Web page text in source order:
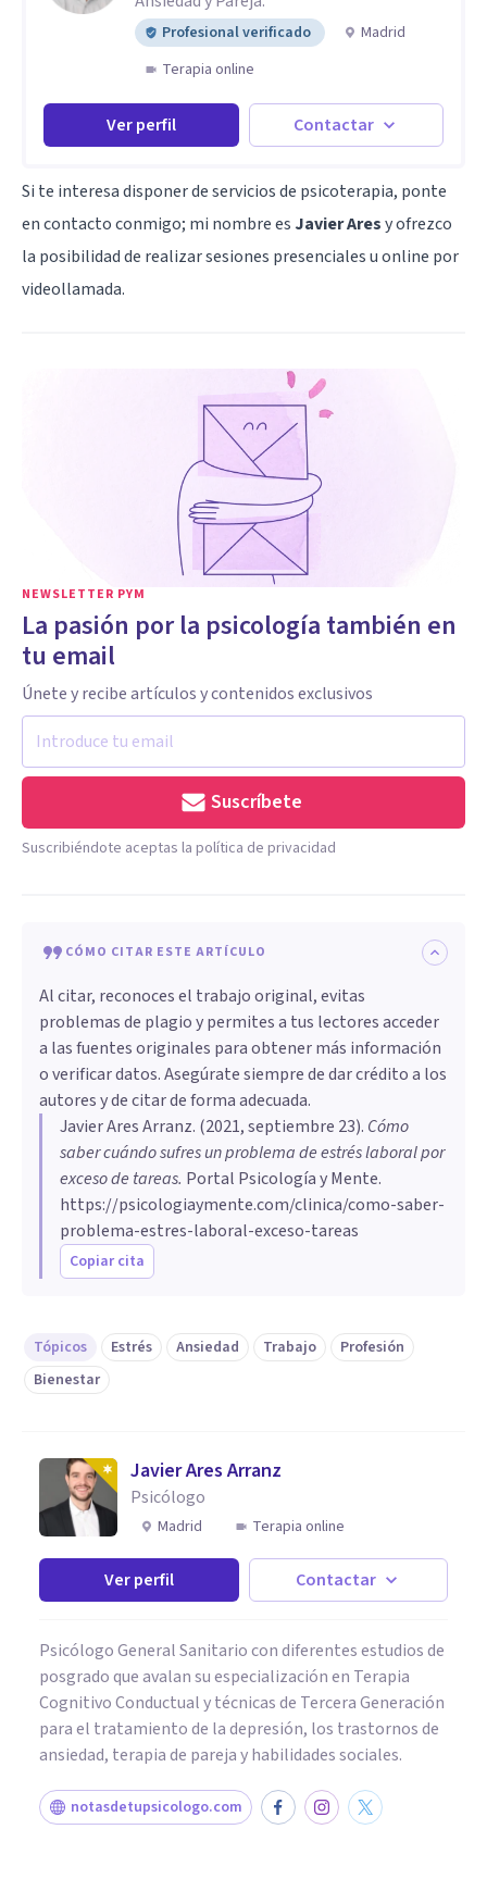
Profesional verificado
Madrid
Terapia online
Ver perfil Contactar
Si te interesa disponer de servicios de psicoterapia, ponte
en contacto conmigo; mi nombre es Javier Aresy ofrezco
la posibilidad de realizar sesiones presenciales u online por
videollamada.
NEWSLETTER PYM
La pasión por la psicología también en
tu email
Únete y recibe artículos y contenidos exclusivos
Suscríbete
Suscribiéndote aceptas la política de privacidad
CÓMO CITAR ESTE ARTÍCULO
Al citar, reconoces el trabajo original, evitas
problemas de plagio y permites a tus lectores acceder
a las fuentes originales para obtener más información
o verificar datos. Asegúrate siempre de dar crédito a los
autores y de citar de forma adecuada.
Javier Ares Arranz. (2021, septiembre 23). Cómo
saber cuándo sufres un problema de estrés laboral por
exceso de tareas. Portal Psicología y Mente.
https://psicologiaymente.com/clinica/como-saber-
problema-estres-laboral-exceso-tareas
Copiar cita
Tópicos Estrés Ansiedad Trabajo
Profesión
Bienestar
Javier Ares Arranz
Psicólogo
Madrid Terapia online
Ver perfil Contactar
Psicólogo General Sanitario con diferentes estudios de
posgrado que avalan su especialización en Terapia
Cognitivo Conductual y técnicas de Tercera Generación
para el tratamiento de la depresión, los trastornos de
ansiedad, terapia de pareja y habilidades sociales.
notasdetupsicologo.com